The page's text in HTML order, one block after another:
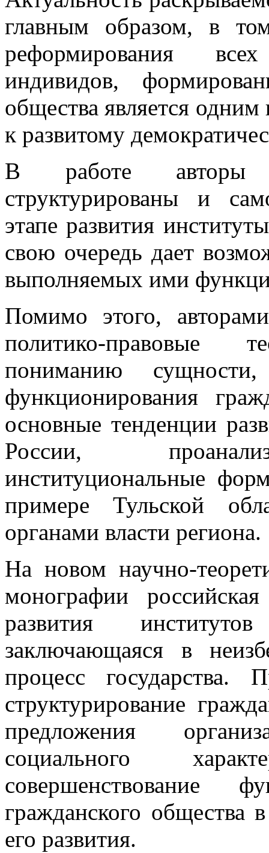
главным образом, в
реформирования
индивидов,
общества является
к развитому
В работе авторы
структурированы и
этапе развития
свою очередь дает
выполняемых ими
Помимо этого,
политико-правовые
пониманию
функционирования
основные тенденции
России,
институциональные
примере Тульской
органами власти региона.
На новом научно-
монографии
развития
заключающаяся в
процесс государства.
структурирование
предложения
социального
совершенствование
гражданского общества
его развития.